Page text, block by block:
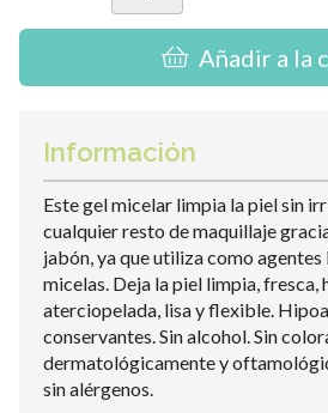
Añadir a la
Información
Este gel micelar limpia la piel sin
cualquier resto de maquillaje
jabón, ya que utiliza como
micelas. Deja la piel limpia, fresca,
aterciopelada, lisa y flexible.
conservantes. Sin alcohol. Sin
dermatológicamente y
sin alérgenos.